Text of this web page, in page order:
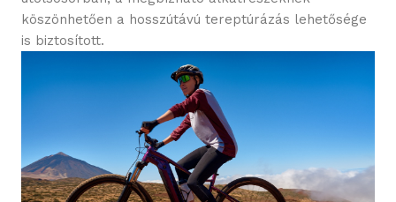
köszönhetően a hosszútávú tereptúrázás lehetősége
is biztosított.